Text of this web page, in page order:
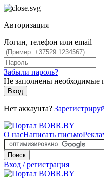
Авторизация
Логин, телефон или email
Забыли пароль?
Не заполнены необходимые
Вход
Нет аккаунта?
О насНаписать письмо
Поиск
Вход / регистрация